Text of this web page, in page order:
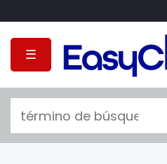
☰